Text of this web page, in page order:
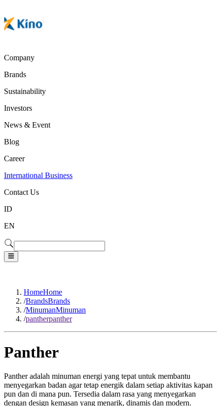
Company
Brands
Sustainability
Investors
News & Event
Blog
Career
International Business
Contact Us
ID
EN
HomeHome
/BrandsBrands
/MinumanMinuman
/pantherpanther
Panther
Panther adalah minuman energi yang tepat untuk membantu
menyegarkan badan agar tetap energik dalam setiap aktivitas kapan
pun dan di mana pun. Tersedia dalam rasa yang menyegarkan
dengan design kemasan yang menarik, dinamis dan modern.